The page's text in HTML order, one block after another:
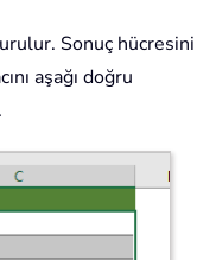
Sonuç hücresini
aşağı doğru